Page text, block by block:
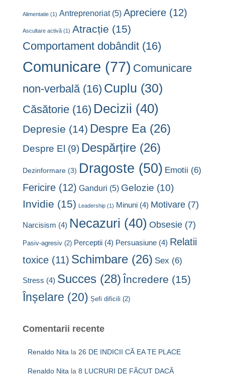
Alimentatie (1) Antreprenoriat(5) Apreciere (12)
Ascultare activă (1) Atracție (15)
Comportament dobândit (16)
Comunicare (77) Comunicare
non-verbală (16) Cuplu (30)
Căsătorie (16) Decizii (40)
Depresie (14) Despre Ea(26)
Despre El (9) Despărțire (26)
Dezinformare (3) Dragoste (50) Emotii (6)
Fericire (12) Ganduri (5) Gelozie (10)
Invidie (15) Leadership (1) Minuni (4) Motivare (7)
Narcisism (4) Necazuri (40) Obsesie (7)
Pasiv-agresiv (2) Perceptii (4) Persuasiune (4) Relatii
toxice (11) Schimbare (26) Sex (6)
Stress (4) Succes (28) Încredere (15)
Înșelare (20) Șefi dificili (2)
Comentarii recente
Renaldo Nita la 26 DE INDICII CĂ EA TE PLACE
Renaldo Nita la 8 LUCRURI DE FĂCUT DACĂ